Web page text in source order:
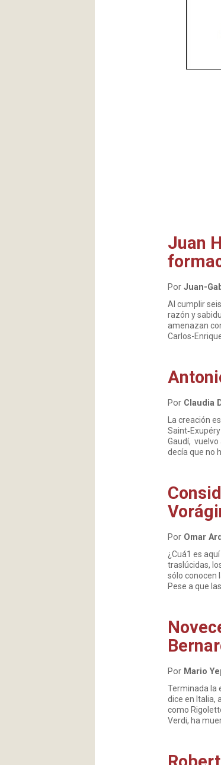
Juan
PorJuan-
Al cumplir
razón y
amenazan
Carlos-
Por Claudia
La creación
Gaudí,
decía que no
Por Omar
¿Cuá1 es
traslúcidas,
sólo conocen
Pese a que
Por Mario
Terminada la
dice en Italia,
como
Verdi, ha